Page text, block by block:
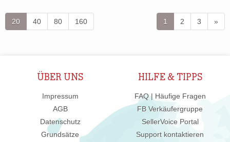
20 40 80 160 1 2 3 »
ÜBER UNS
Impressum
AGB
Datenschutz
Grundsätze
HILFE & TIPPS
FAQ | Häufige Fragen
FB Verkäufergruppe
SellerVoice Portal
Support kontaktieren